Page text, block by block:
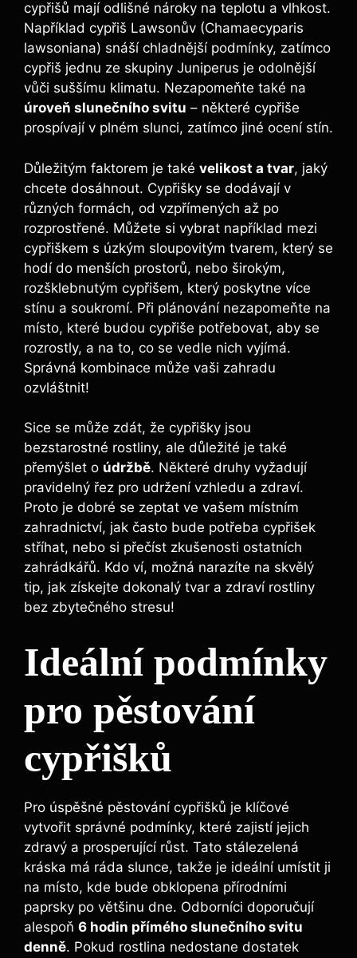
cypřišů mají odlišné nároky na teplotu a vlhkost.
Například cypřiš Lawsonův (Chamaecyparis
lawsoniana) snáší chladnější podmínky, zatímco
cypřiš jednu ze skupiny Juniperus je odolnější
vůči suššímu klimatu. Nezapomeňte také na
úroveň slunečního svitu – některé cypřiše
prospívají v plném slunci, zatímco jiné ocení stín.
Důležitým faktorem je také velikost a tvar, jaký
chcete dosáhnout. Cypřišky se dodávají v
různých formách, od vzpřímených až po
rozprostřené. Můžete si vybrat například mezi
cypřiškem s úzkým sloupovitým tvarem, který se
hodí do menších prostorů, nebo širokým,
rozšklebnutým cypřišem, který poskytne více
stínu a soukromí. Při plánování nezapomeňte na
místo, které budou cypřiše potřebovat, aby se
rozrostly, a na to, co se vedle nich vyjímá.
Správná kombinace může vaši zahradu
ozvláštnit!
Sice se může zdát, že cypřišky jsou
bezstarostné rostliny, ale důležité je také
přemýšlet o údržbě. Některé druhy vyžadují
pravidelný řez pro udržení vzhledu a zdraví.
Proto je dobré se zeptat ve vašem místním
zahradnictví, jak často bude potřeba cypřišek
stříhat, nebo si přečíst zkušenosti ostatních
zahrádkářů. Kdo ví, možná narazíte na skvělý
tip, jak získejte dokonalý tvar a zdraví rostliny
bez zbytečného stresu!
Ideální podmínky
pro pěstování
cypřišků
Pro úspěšné pěstování cypřišků je klíčové
vytvořit správné podmínky, které zajistí jejich
zdravý a prosperující růst. Tato stálezelená
kráska má ráda slunce, takže je ideální umístit ji
na místo, kde bude obklopena přírodními
paprsky po většinu dne. Odborníci doporučují
alespoň 6 hodin přímého slunečního svitu
denně. Pokud rostlina nedostane dostatek